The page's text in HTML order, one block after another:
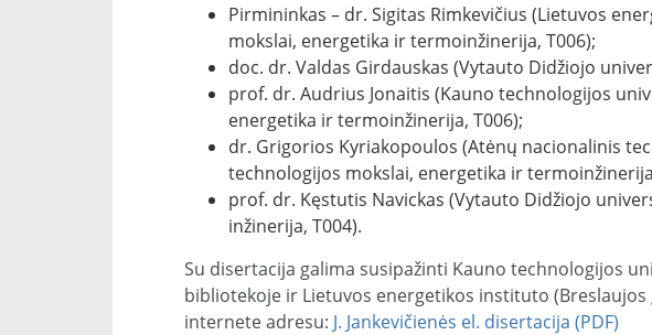
Pirmininkas – dr. Sigitas Rimkevičius (Lietuvos
mokslai, energetika ir termoinžinerija, T006);
doc. dr. Valdas Girdauskas (Vytauto Didžiojo
prof. dr. Audrius Jonaitis (Kauno technologijos
energetika ir termoinžinerija, T006);
dr. Grigorios Kyriakopoulos (Atėnų nacionalinis
technologijos mokslai, energetika ir
prof. dr. Kęstutis Navickas (Vytauto Didžiojo
inžinerija, T004).
Su disertacija galima susipažinti Kauno technologijos
bibliotekoje ir Lietuvos energetikos instituto (Breslaujos
internete adresu: J. Jankevičienės el. disertacija (PDF)